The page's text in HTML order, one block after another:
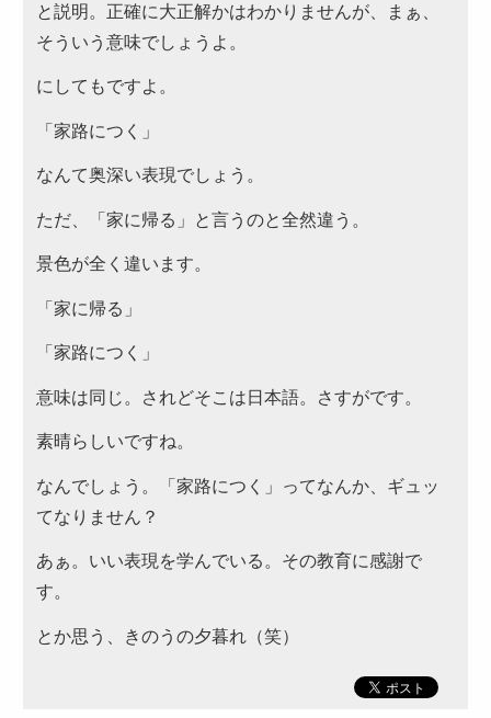
旅行会社様向け弁当
価格帯から選ぶ
～999円
2,000～2,999円
1,000～1,999円
3,000～3,999円
4,000円～4,999円
5,000円～
カテゴリーから選ぶ
サンドウィッチ・おにぎり
高級弁当
幕の内弁当
オードブル
お食い初め・お子様弁当
ドリンク・サイドメニュー
と説明。正確に大正解かはわかりませんが、まぁ、
そういう意味でしょうよ。
にしてもですよ。
「家路につく」
なんて奥深い表現でしょう。
ただ、「家に帰る」と言うのと全然違う。
景色が全く違います。
「家に帰る」
「家路につく」
意味は同じ。されどそこは日本語。さすがです。
素晴らしいですね。
なんでしょう。「家路につく」ってなんか、ギュッ
てなりません？
あぁ。いい表現を学んでいる。その教育に感謝で
す。
とか思う、きのうの夕暮れ（笑）